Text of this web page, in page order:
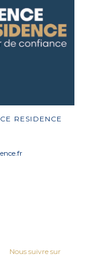
RESIDENCE
Nous suivre sur